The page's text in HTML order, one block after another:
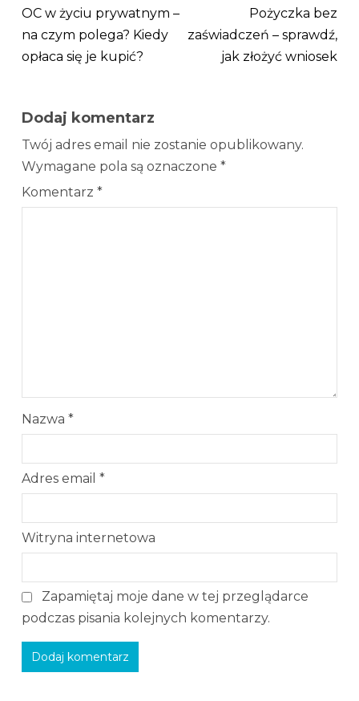
OC w życiu prywatnym –
na czym polega? Kiedy
opłaca się je kupić?
Pożyczka bez
zaświadczeń – sprawdź,
jak złożyć wniosek
Dodaj komentarz
Twój adres email nie zostanie opublikowany.
Wymagane pola są oznaczone *
Komentarz *
Nazwa *
Adres email *
Witryna internetowa
Zapamiętaj moje dane w tej przeglądarce
podczas pisania kolejnych komentarzy.